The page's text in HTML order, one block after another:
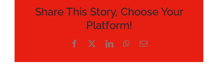
Share This Story, Choose Your
Platform!
Facebook LinkedInWhatsApp
Correo